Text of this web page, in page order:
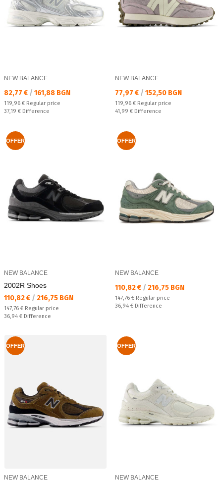
NEW BALANCE
Текуща цена:
82,77 € / 161,88 BGN
Regular price:
119,96 € Regular price
Спестявате:
37,19 € Difference
NEW BALANCE
Текуща цена:
77,97 € / 152,50 BGN
Regular price:
119,96 € Regular price
Спестявате:
41,99 € Difference
OFFER
NEW BALANCE
2002R Shoes
Текуща цена:
110,82 € / 216,75 BGN
Regular price:
147,76 € Regular price
Спестявате:
36,94 € Difference
OFFER
NEW BALANCE
Текуща цена:
110,82 € / 216,75 BGN
Regular price:
147,76 € Regular price
Спестявате:
36,94 € Difference
OFFER
NEW BALANCE
OFFER
NEW BALANCE